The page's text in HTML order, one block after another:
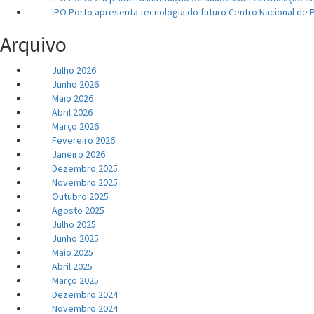
IPO Porto apresenta tecnologia do futuro Centro Nacional de
Arquivo
Julho 2026
Junho 2026
Maio 2026
Abril 2026
Março 2026
Fevereiro 2026
Janeiro 2026
Dezembro 2025
Novembro 2025
Outubro 2025
Agosto 2025
Julho 2025
Junho 2025
Maio 2025
Abril 2025
Março 2025
Dezembro 2024
Novembro 2024